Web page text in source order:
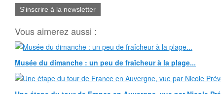
S'inscrire à la newsletter
Vous aimerez aussi :
Musée du dimanche : un peu de fraîcheur à la plage...